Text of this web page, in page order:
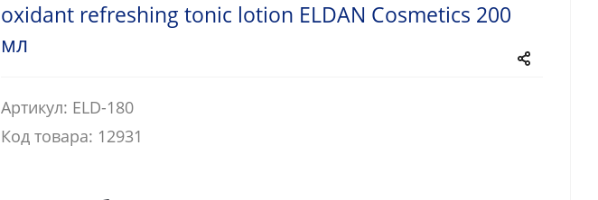
oxidant refreshing tonic lotion ELDAN Cosmetics 200
мл
Артикул: ELD-180
Код товара: 12931